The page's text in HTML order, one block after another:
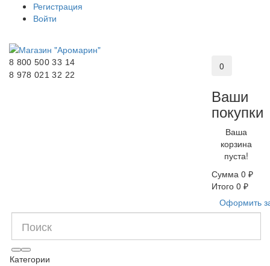
Регистрация
Войти
8 800 500 33 14
8 978 021 32 22
0
Ваши
покупки
Ваша
корзина
пуста!
Сумма 0 ₽
Итого 0 ₽
Оформить
Категории